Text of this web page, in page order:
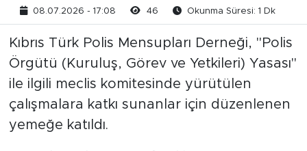
08.07.2026 - 17:08 46 Okunma Süresi: 1 Dk
Kıbrıs Türk Polis Mensupları Derneği, "Polis
Örgütü (Kuruluş, Görev ve Yetkileri) Yasası"
ile ilgili meclis komitesinde yürütülen
çalışmalara katkı sunanlar için düzenlenen
yemeğe katıldı.